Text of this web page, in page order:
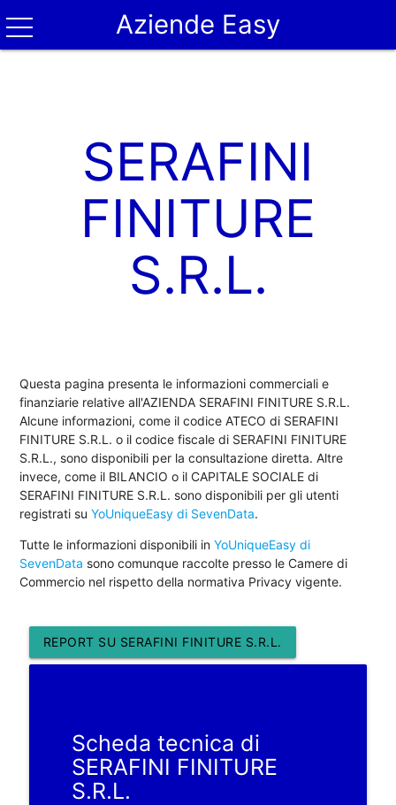
Aziende Easy
SERAFINI
FINITURE
S.R.L.
Questa pagina presenta le informazioni commerciali e
finanziarie relative all'AZIENDA SERAFINI FINITURE S.R.L.
Alcune informazioni, come il codice ATECO di SERAFINI
FINITURE S.R.L. o il codice fiscale di SERAFINI FINITURE
S.R.L., sono disponibili per la consultazione diretta. Altre
invece, come il BILANCIO o il CAPITALE SOCIALE di
SERAFINI FINITURE S.R.L. sono disponibili per gli utenti
registrati suYoUniqueEasy di SevenData.
Tutte le informazioni disponibili inYoUniqueEasy di
SevenData sono comunque raccolte presso le Camere di
Commercio nel rispetto della normativa Privacy vigente.
REPORT SU SERAFINI FINITURE S.R.L.
Scheda tecnica di
SERAFINI FINITURE
S.R.L.